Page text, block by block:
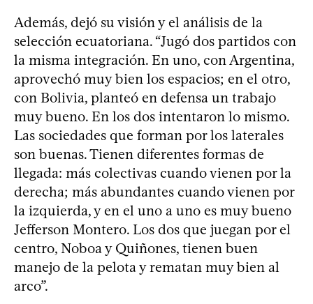
Además, dejó su visión y el análisis de la
selección ecuatoriana. “Jugó dos partidos con
la misma integración. En uno, con Argentina,
aprovechó muy bien los espacios; en el otro,
con Bolivia, planteó en defensa un trabajo
muy bueno. En los dos intentaron lo mismo.
Las sociedades que forman por los laterales
son buenas. Tienen diferentes formas de
llegada: más colectivas cuando vienen por la
derecha; más abundantes cuando vienen por
la izquierda, y en el uno a uno es muy bueno
Jefferson Montero. Los dos que juegan por el
centro, Noboa y Quiñones, tienen buen
manejo de la pelota y rematan muy bien al
arco”.